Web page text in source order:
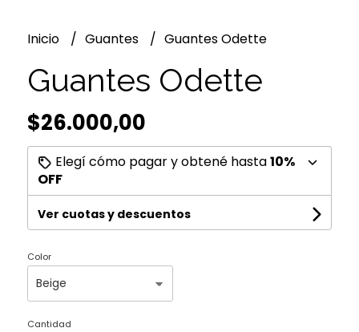
Inicio Guantes Guantes Odette
Guantes Odette
$26.000,00
Elegí cómo pagar y obtené hasta10%
OFF
Ver cuotas y descuentos
Color
Cantidad